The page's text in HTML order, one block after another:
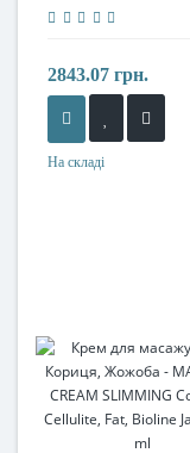
2843.07 грн.
На складі